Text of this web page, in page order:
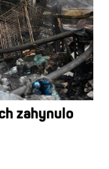
zahynulo